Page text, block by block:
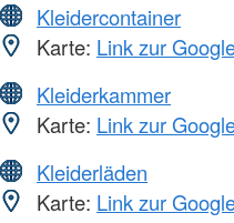
Kleidercontainer
Karte: Link zur
Kleiderkammer
Karte: Link zur
Kleiderläden
Karte: Link zur